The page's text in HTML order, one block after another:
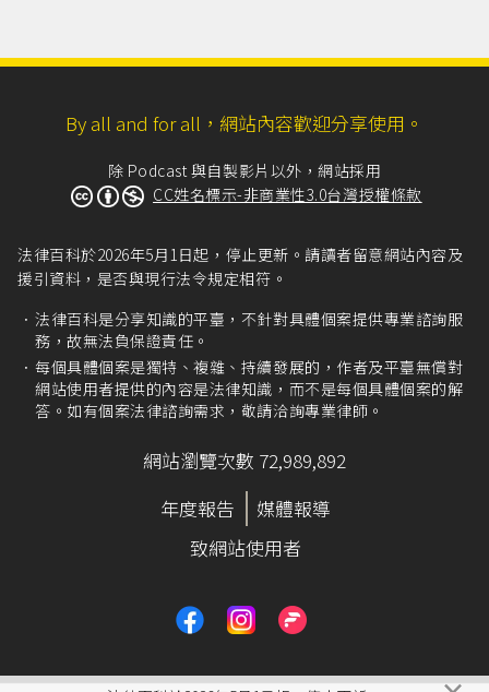
By all and for all，網站內容歡迎分享使用。
除 Podcast 與自製影片以外，網站採用
CC姓名標示-非商業性3.0台灣授權條款
法律百科於2026年5月1日起，停止更新。請讀者留意網站內容及
援引資料，是否與現行法令規定相符。
法律百科是分享知識的平臺，不針對具體個案提供專業諮詢服
務，故無法負保證責任。
每個具體個案是獨特、複雜、持續發展的，作者及平臺無償對
網站使用者提供的內容是法律知識，而不是每個具體個案的解
答。如有個案法律諮詢需求，敬請洽詢專業律師。
網站瀏覽次數 72,989,892
年度報告
媒體報導
致網站使用者